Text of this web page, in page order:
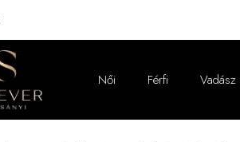
Női Férfi Vadász